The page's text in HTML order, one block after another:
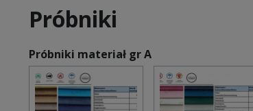
Próbniki
Próbniki materiał gr A